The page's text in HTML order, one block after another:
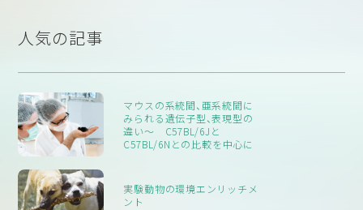
人気の記事
マウスの系統間、亜系統間に
みられる遺伝子型、表現型の
違い〜 C57BL/6Jと
C57BL/6Nとの比較を中心に
実験動物の環境エンリッチメ
ント